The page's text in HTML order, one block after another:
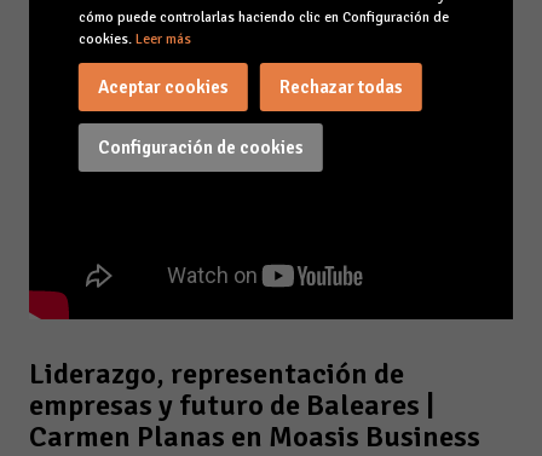
Liderazgo, representación de
empresas y futuro de Baleares |
Carmen Planas en Moasis Business
cómo puede controlarlas haciendo clic en Configuración de
cookies. Leer más
Configuración de cookies
Aceptar cookies Rechazar todas